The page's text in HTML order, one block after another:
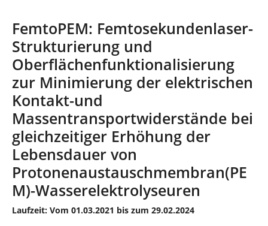
d
h
i
e
r
:
FemtoPEM: Femtosekundenlaser-
Strukturierung und
Oberflächenfunktionalisierung
zur Minimierung der elektrischen
Kontakt-und
Massentransportwiderstände bei
gleichzeitiger Erhöhung der
Lebensdauer von
Protonenaustauschmembran(PE
M)-Wasserelektrolyseuren
Laufzeit: Vom 01.03.2021 bis zum 29.02.2024